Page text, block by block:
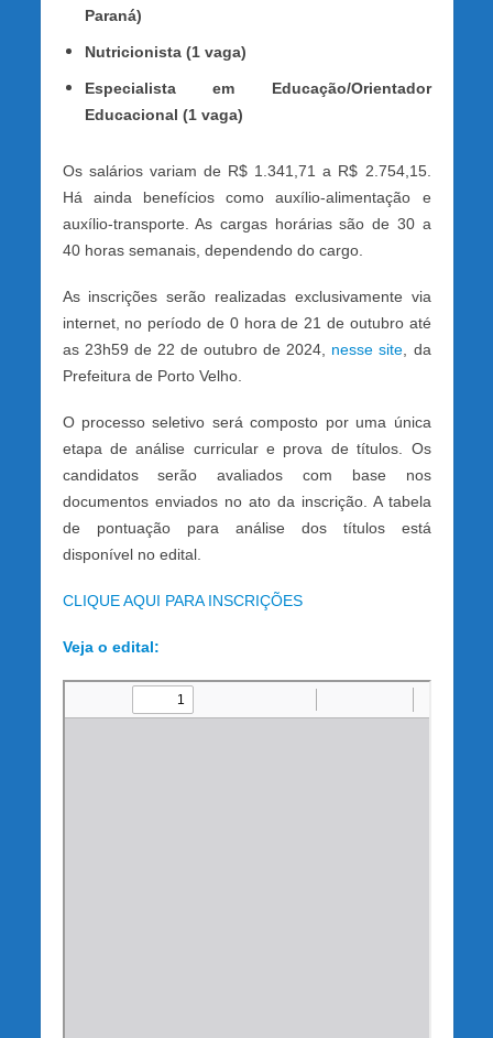
Paraná)
Nutricionista (1 vaga)
Especialista em Educação/Orientador
Educacional (1 vaga)
Os salários variam de R$ 1.341,71 a R$ 2.754,15.
Há ainda benefícios como auxílio-alimentação e
auxílio-transporte. As cargas horárias são de 30 a
40 horas semanais, dependendo do cargo.
As inscrições serão realizadas exclusivamente via
internet, no período de 0 hora de 21 de outubro até
as 23h59 de 22 de outubro de 2024, nesse site , da
Prefeitura de Porto Velho.
O processo seletivo será composto por uma única
etapa de análise curricular e prova de títulos. Os
candidatos serão avaliados com base nos
documentos enviados no ato da inscrição. A tabela
de pontuação para análise dos títulos está
disponível no edital.
CLIQUE AQUI PARA INSCRIÇÕES
Veja o edital: